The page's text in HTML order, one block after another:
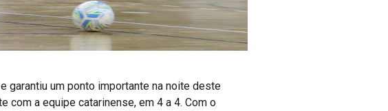
garantiu um ponto importante na noite deste
com a equipe catarinense, em 4 a 4. Com o